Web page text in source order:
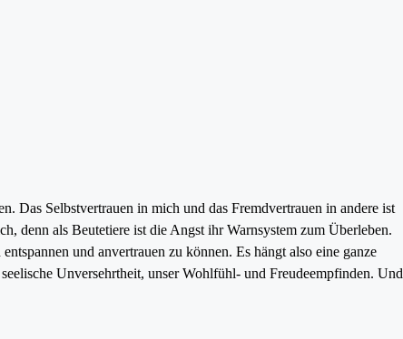
Das Selbstvertrauen in mich und das Fremdvertrauen in andere ist
denn als Beutetiere ist die Angst ihr Warnsystem zum Überleben.
und anvertrauen zu können. Es hängt also eine ganze
Unversehrtheit, unser Wohlfühl- und Freudeempfinden. Und